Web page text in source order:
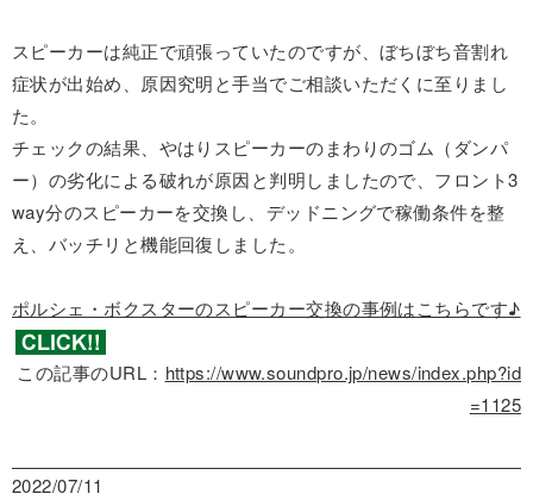
スピーカーは純正で頑張っていたのですが、ぼちぼち音割れ
症状が出始め、原因究明と手当でご相談いただくに至りまし
た。
チェックの結果、やはりスピーカーのまわりのゴム（ダンパ
ー）の劣化による破れが原因と判明しましたので、フロント3
way分のスピーカーを交換し、デッドニングで稼働条件を整
え、バッチリと機能回復しました。
ポルシェ・ボクスターのスピーカー交換の事例はこちらです♪
この記事のURL： https://www.soundpro.jp/news/index.php?id
=1125
2022/07/11